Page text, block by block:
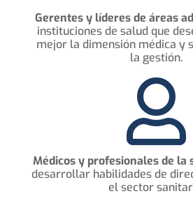
Gerentes y líderes de áreas
instituciones de salud que
mejor la dimensión médica y
la gestión.

Médicos y profesionales de la
desarrollar habilidades de
el sector